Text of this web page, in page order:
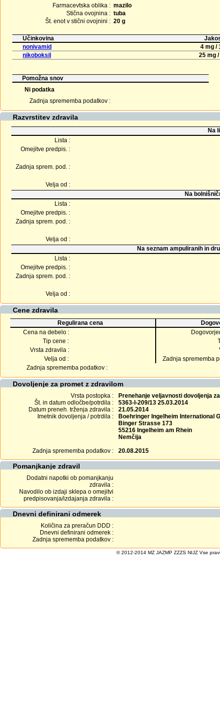
Farmacevtska oblika : mazilo
Stična ovojnina : tuba
Št. enot v stični ovojnini : 20 g
Učinkovina
nonivamid
4 mg /
nikoboksil
25 mg /
Pomožna snov
Ni podatka
Zadnja sprememba podatkov :
Razvrstitev zdravila
Na
Lista :
Omejitve predpis. :
Zadnja sprem. pod. :
Velja od :
Na
Lista :
Omejitve predpis. :
Zadnja sprem. pod. :
Velja od :
Na seznam ampuliranih in
Lista :
Omejitve predpis. :
Zadnja sprem. pod. :
Velja od :
Cene zdravila
Regulirana cena
Cena na debelo :
Tip cene :
Vrsta zdravila :
Velja od :
Zadnja sprememba
Zadnja sprememba podatkov :
Dovoljenje za promet z zdravilom
Vrsta postopka :
Prenehanje veljavnosti dovoljenja
Št. in datum odločbe/potrdila :
5363-I-209/13 25.03.2014
Datum preneh. trženja zdravila :
21.05.2014
Imetnik dovoljenja / potrdila :
Boehringer Ingelheim International
Binger Strasse 173
55216 Ingelheim am Rhein
Nemčija
Zadnja sprememba podatkov :
20.08.2015
Pomanjkanje zdravil
Dodatni napotki ob pomanjkanju
zdravila :
Navodilo ob izdaji sklepa o omejitvi
predpisovanja/izdajanja zdravila :
Dnevni definirani odmerek
Količina za preračun DDD :
Dnevni definirani odmerek :
Zadnja sprememba podatkov :
© 2012-2014 MZ JAZMP ZZZS NIJZ Vse